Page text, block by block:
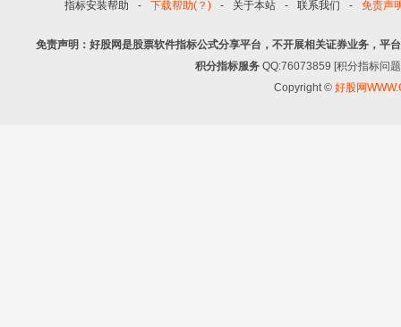
指标安装帮助 - 下载帮助(？) - 关于本站 - 联系我们 - 免责声
免责声明：好股网是股票软件指标公式分享平台，不开展相关证券业务，平
积分指标服务 QQ:76073859 [积分指标问
Copyright © 好股网